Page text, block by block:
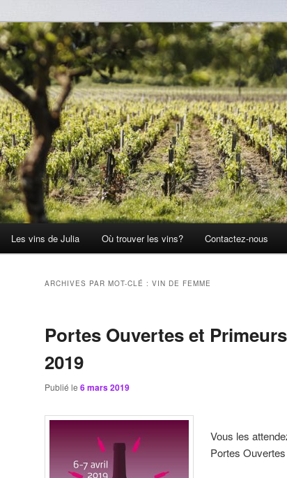
Les vins de Julia Où trouver les vins? Contactez-nous
ARCHIVES PAR MOT-CLÉ : VIN DE FEMME
Portes Ouvertes et
2019
Publié le 6 mars 2019
Vous les
Portes